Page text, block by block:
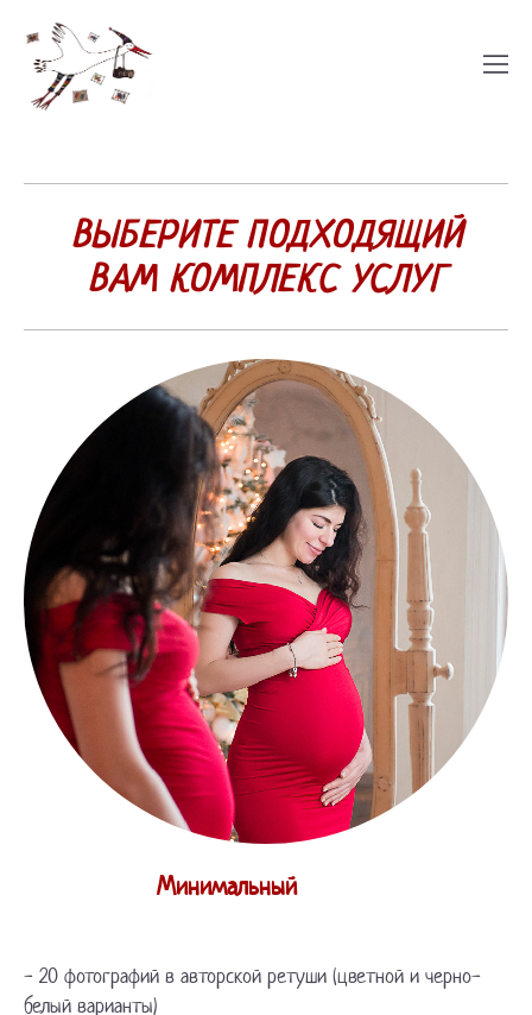
ВЫБЕРИТЕ ПОДХОДЯЩИЙ
ВАМ КОМПЛЕКС УСЛУГ
Минимальный
- 20 фотографий в авторской ретуши (цветной и черно-
белый варианты)